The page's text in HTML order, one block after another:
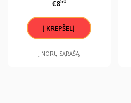
€8
Į NORŲ SĄRAŠĄ